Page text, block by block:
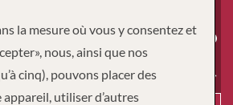
la mesure où vous y consentez et
nous, ainsi que nos
cinq), pouvons placer des
utiliser d’autres